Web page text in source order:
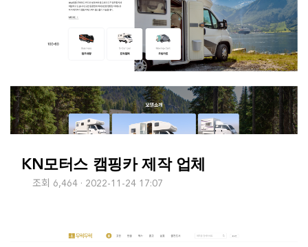
KN모터스 캠핑카 제작 업체
조회 6,464 2022-11-24 17:07